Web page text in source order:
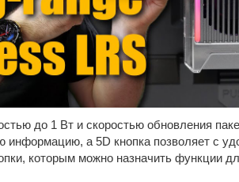
до 1 Вт и скоростью обновления
информацию, а 5D кнопка позволяет с
которым можно назначить функции